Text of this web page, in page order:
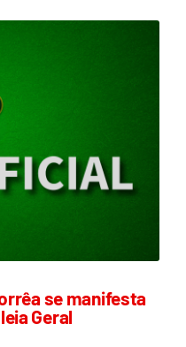
se manifesta
Geral